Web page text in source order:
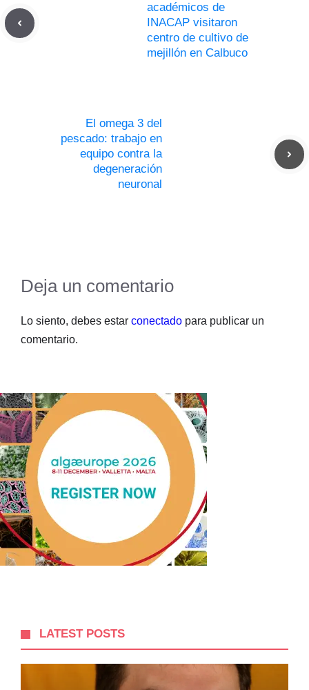
académicos de
INACAP visitaron
centro de cultivo de
mejillón en Calbuco
El omega 3 del
pescado: trabajo en
equipo contra la
degeneración
neuronal
Deja un comentario
Lo siento, debes estar conectado para publicar un
comentario.
LATEST POSTS